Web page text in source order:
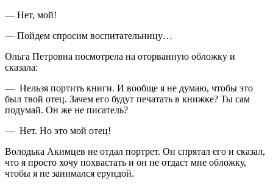
— Нет, мой!
— Пойдем спросим воспитательницу…
Ольга Петровна посмотрела на оторванную об­ложку и
сказала:
— Нельзя портить книги. И вообще я не ду­маю, чтобы это
был твой отец. Зачем его будут печатать в книжке? Ты сам
подумай. Он же не писатель?
— Нет. Но это мой отец!
Володька Акимцев не отдал портрет. Он спря­тал его и сказал,
что я просто хочу похвастать и он не отдаст мне обложку,
чтобы я не занимал­ся ерундой.